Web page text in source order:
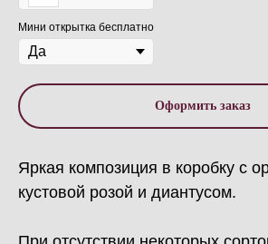
Мини открытка бесплатно
Оформить заказ
Яркая композиция в коробку с
кустовой розой и диантусом.